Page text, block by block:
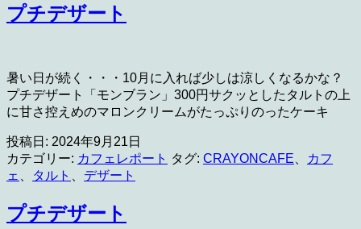
プチデザート
暑い日が続く・・・10月に入れば少しは涼しくなるかな？
プチデザート「モンブラン」300円サクッとしたタルトの上
に甘さ控えめのマロンクリームがたっぷりのったケーキ
投稿日: 2024年9月21日
カテゴリー: カフェレポート タグ: CRAYONCAFE
カフ
ェ
タルト デザート
プチデザート